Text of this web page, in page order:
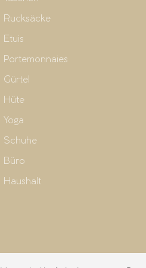
Rucksäcke
Etuis
Portemonnaies
Gürtel
Hüte
Yoga
Schuhe
Büro
Haushalt